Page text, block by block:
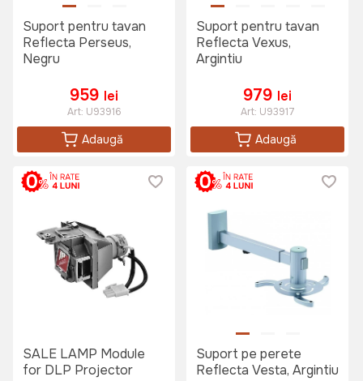
Suport pentru tavan
Reflecta Perseus,
Negru
959 lei
Art: U93916
Adaugă
Suport pentru tavan
Reflecta Vexus,
Argintiu
979 lei
Art: U93917
Adaugă
SALE LAMP Module
for DLP Projector
Suport pe perete
Reflecta Vesta, Argintiu